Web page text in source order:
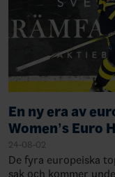
En ny era av
Women’s Euro
24-08-02
De fyra europeiska
sak och kommer